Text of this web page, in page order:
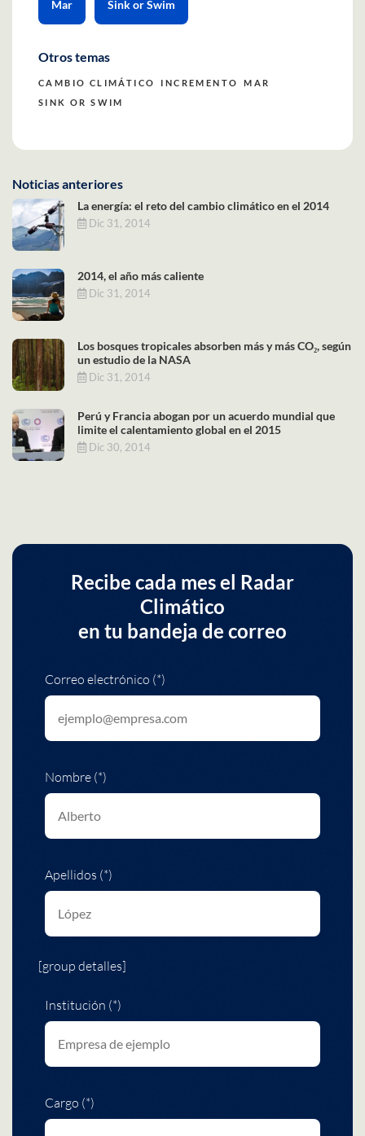
Mar Sink or Swim
Otros temas
CAMBIO CLIMÁTICO INCREMENTO
MAR
SINK OR SWIM
Noticias anteriores
La energía: el reto del cambio climático en el 2014
Dic 31, 2014
2014, el año más caliente
Dic 31, 2014
Los bosques tropicales absorben más y más CO₂, según
un estudio de la NASA
Dic 31, 2014
Perú y Francia abogan por un acuerdo mundial que
limite el calentamiento global en el 2015
Dic 30, 2014
Recibe cada mes el Radar
Climático
en tu bandeja de correo
Correo electrónico (*)
Nombre (*)
Apellidos (*)
[group detalles]
Institución (*)
Cargo (*)